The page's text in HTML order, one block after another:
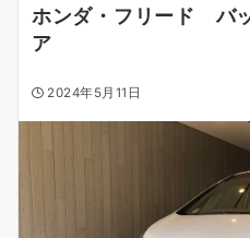
ホンダ・フリード バ
ア
2024年5月11日